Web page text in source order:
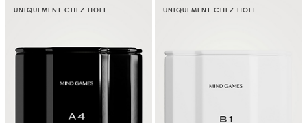
UNIQUEMENT CHEZ HOLT UNIQUEMENT CHEZ HOLT